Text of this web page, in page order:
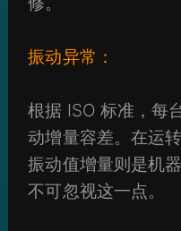
振动异常：
根据 ISO 标准，每
动增量容差。在运
振动值增量则是机
不可忽视这一点。